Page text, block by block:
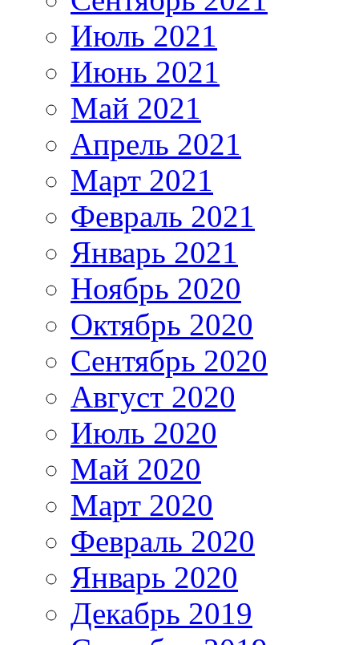
Июль 2021
Июнь 2021
Май 2021
Апрель 2021
Март 2021
Февраль 2021
Январь 2021
Ноябрь 2020
Октябрь 2020
Сентябрь 2020
Август 2020
Июль 2020
Май 2020
Март 2020
Февраль 2020
Январь 2020
Декабрь 2019